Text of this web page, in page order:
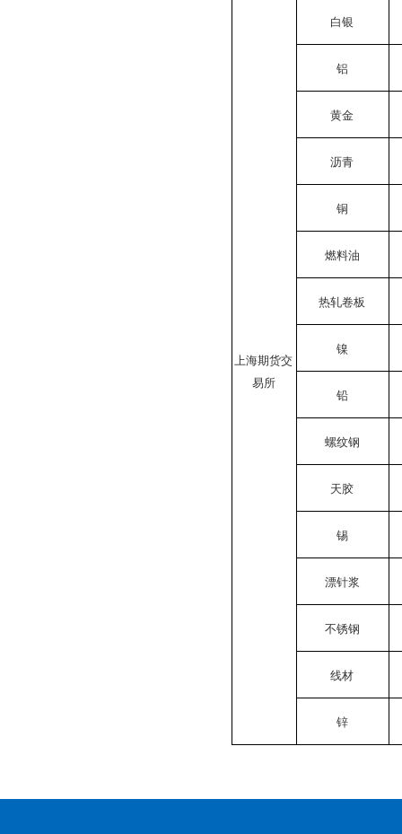
上海期货交
易所
白银
铝
黄金
沥青
铜
燃料油
热轧卷板
镍
铅
螺纹钢
天胶
锡
漂针浆
不锈钢
线材
锌